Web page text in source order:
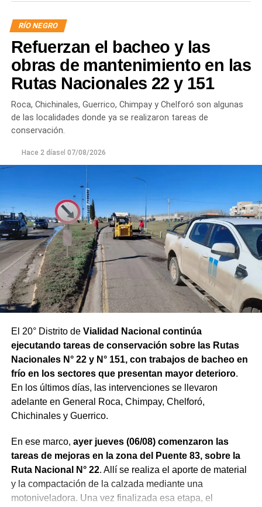
RÍO NEGRO
Refuerzan el bacheo y las
obras de mantenimiento en las
Rutas Nacionales 22 y 151
Roca, Chichinales, Guerrico, Chimpay y Chelforó son algunas
de las localidades donde ya se realizaron tareas de
conservación.
Hace 2 díasel 07/08/2026
El 20° Distrito de Vialidad Nacional continúa
ejecutando tareas de conservación sobre las Rutas
Nacionales N° 22 y N° 151, con trabajos de bacheo en
frío en los sectores que presentan mayor deterioro.
En los últimos días, las intervenciones se llevaron
adelante en General Roca, Chimpay, Chelforó,
Chichinales y Guerrico.
En ese marco, ayer jueves (06/08) comenzaron las
tareas de mejoras en la zona del Puente 83, sobre la
Ruta Nacional N° 22. Allí se realiza el aporte de material
y la compactación de la calzada mediante una
motoniveladora. Una vez finalizada esa etapa, el